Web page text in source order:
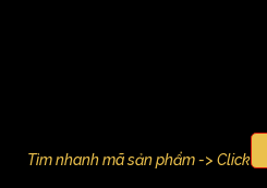
Tìm nhanh mã sản phẩm -> Click